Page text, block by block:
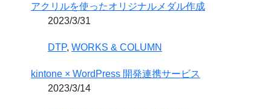
アクリルを使ったオリジナルメダル作成
2023/3/31
DTP, WORKS & COLUMN
kintone × WordPress 開発連携サービス
2023/3/14